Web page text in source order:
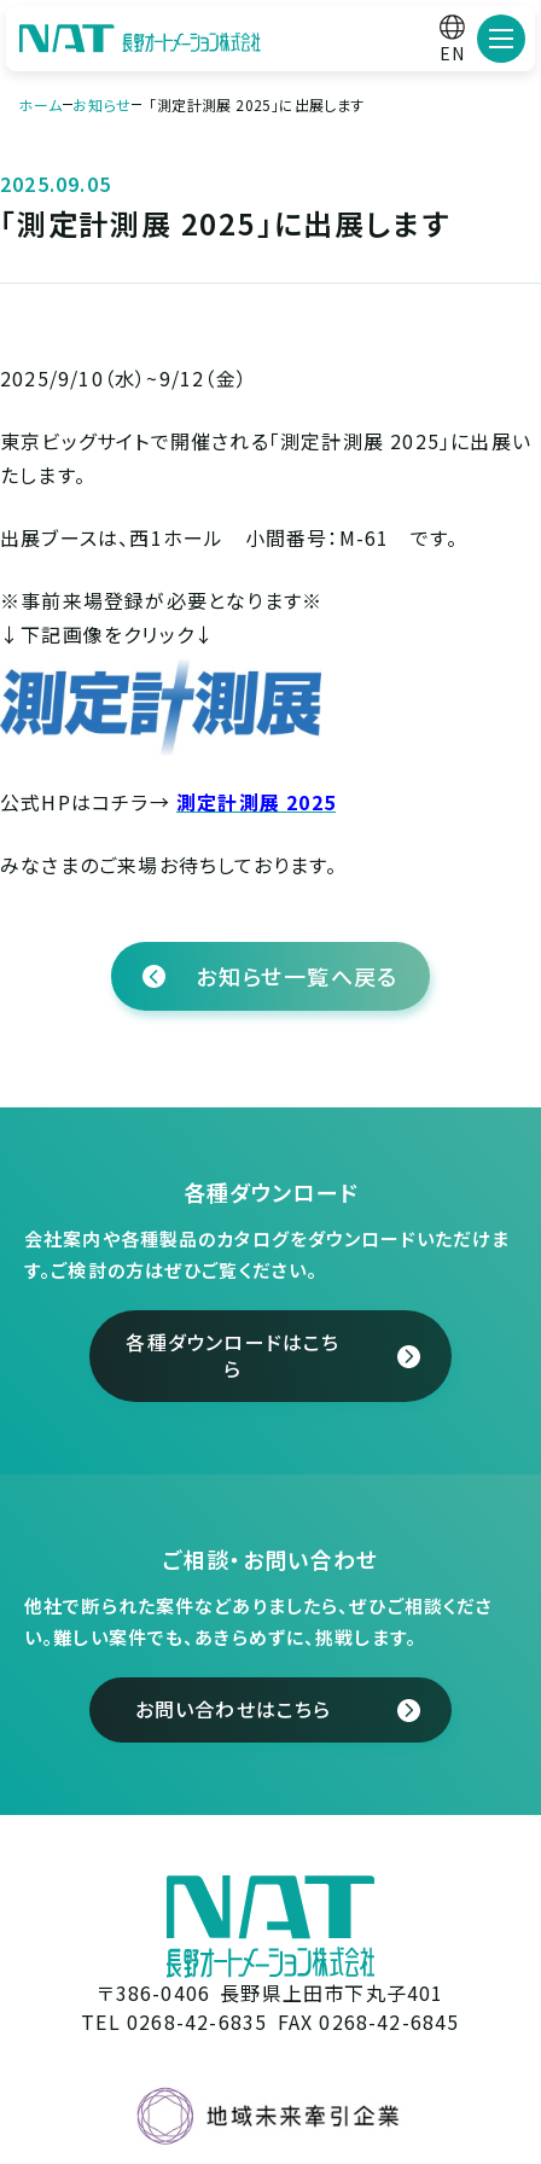
EN メニ
ホーム お知らせ 「測定計測展 2025」に出展します
2025.09.05
「測定計測展 2025」に出展します
2025/9/10（水）~9/12（金）
東京ビッグサイトで開催される「測定計測展 2025」に出展い
たします。
出展ブースは、西1ホール 小間番号：M-61 です。
※事前来場登録が必要となります※
↓下記画像をクリック↓
公式HPはコチラ→ 測定計測展 2025
みなさまのご来場お待ちしております。
お知らせ一覧へ戻る
各種ダウンロード
会社案内や各種製品のカタログをダウンロードいただけま
す。ご検討の方はぜひご覧ください。
各種ダウンロードはこち
ら
ご相談・お問い合わせ
他社で断られた案件などありましたら、ぜひご相談くださ
い。難しい案件でも、あきらめずに、挑戦します。
お問い合わせはこちら
〒386-0406 長野県上田市下丸子401
TEL 0268-42-6835 FAX 0268-42-6845